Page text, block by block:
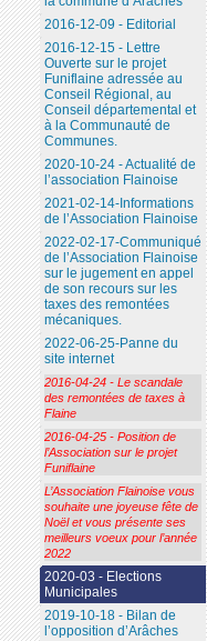
2016-12-09 - Editorial
2016-12-15 - Lettre
Ouverte sur le projet
Funiflaine adressée au
Conseil Régional, au
Conseil départemental et
à la Communauté de
Communes.
2020-10-24 - Actualité de
l’association Flainoise
2021-02-14-Informations
de l’Association Flainoise
2022-02-17-Communiqué
de l’Association Flainoise
sur le jugement en appel
de son recours sur les
taxes des remontées
mécaniques.
2022-06-25-Panne du
site internet
2016-04-24 - Le scandale
des remontées de taxes à
Flaine
2016-04-25 - Position de
l’Association sur le projet
Funiflaine
L’Association Flainoise vous
souhaite une joyeuse fête de
Noël et vous présente ses
meilleurs voeux pour l’année
2022
2020-03 - Elections
Municipales
2019-10-18 - Bilan de
l’opposition d’Arâches